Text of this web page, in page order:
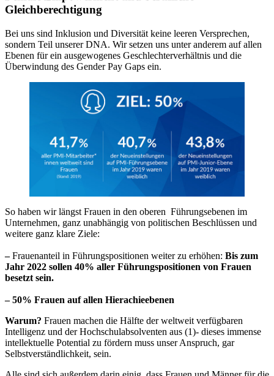
Gleichberechtigung
Bei uns sind Inklusion und Diversität keine leeren Versprechen,
sondern Teil unserer DNA. Wir setzen uns unter anderem auf allen
Ebenen für ein ausgewogenes Geschlechterverhältnis und die
Überwindung des Gender Pay Gaps ein.
So haben wir längst Frauen in den oberen Führungsebenen im
Unternehmen, ganz unabhängig von politischen Beschlüssen und
weitere ganz klare Ziele:
–Frauenanteil in Führungspositionen weiter zu erhöhen: Bis zum
Jahr 2022 sollen 40% aller Führungspositionen von Frauen
besetzt sein.
– 50% Frauen auf allen Hierachieebenen
Warum? Frauen machen die Hälfte der weltweit verfügbaren
Intelligenz und der Hochschulabsolventen aus (1)- dieses immense
intellektuelle Potential zu fördern muss unser Anspruch, gar
Selbstverständlichkeit, sein.